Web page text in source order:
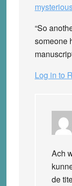
“So
someone
Log in to
Ach
de